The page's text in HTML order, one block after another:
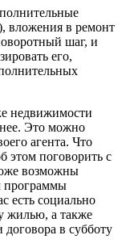
вложения в ремонт
шаг, и
его,
недвижимости
Это можно
агента. Что
этом поговорить с
возможны
программы
есть социально
жилью, а также
в субботу